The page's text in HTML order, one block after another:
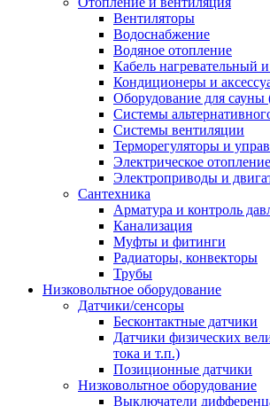
Вентиляторы
Водоснабжение
Водяное отопление
Кабель нагревательный
Кондиционеры и
Оборудование для сауны
Системы
Системы вентиляции
Терморегуляторы и
Электрическое отопление
Электроприводы и
Сантехника
Арматура и контроль
Канализация
Муфты и фитинги
Радиаторы, конвекторы
Трубы
Низковольтное оборудование
Датчики/сенсоры
Бесконтактные датчики
Датчики физических
тока и т.п.)
Позиционные датчики
Низковольтное оборудование
Выключатели